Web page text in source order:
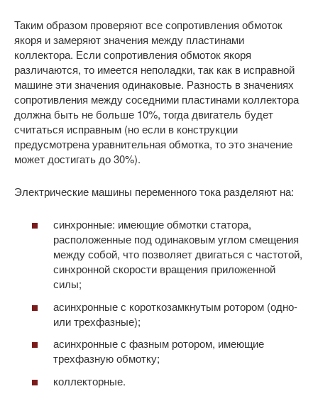
Таким образом проверяют все сопротивления обмоток
якоря и замеряют значения между пластинами
коллектора. Если сопротивления обмоток якоря
различаются, то имеется неполадки, так как в исправной
машине эти значения одинаковые. Разность в значениях
сопротивления между соседними пластинами коллектора
должна быть не больше 10%, тогда двигатель будет
считаться исправным (но если в конструкции
предусмотрена уравнительная обмотка, то это значение
может достигать до 30%).
Электрические машины переменного тока разделяют на:
синхронные: имеющие обмотки статора,
расположенные под одинаковым углом смещения
между собой, что позволяет двигаться с частотой,
синхронной скорости вращения приложенной
силы;
асинхронные с короткозамкнутым ротором (одно-
или трехфазные);
асинхронные с фазным ротором, имеющие
трехфазную обмотку;
коллекторные.